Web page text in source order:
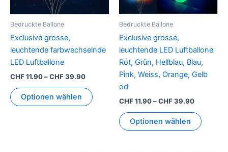
Bedruckte Ballone
Exclusive grosse,
leuchtende farbwechselnde
LED Luftballone
CHF11.90–CHF39.90
Optionen wählen
Produktseite
Bedruckte Ballone
Exclusive grosse,
leuchtende LED Luftballone
Rot, Grün, Hellblau, Blau,
Pink, Weiss, Orange, Gelb
od
CHF11.90–CHF39.90
Optionen wählen
gewählt
werden